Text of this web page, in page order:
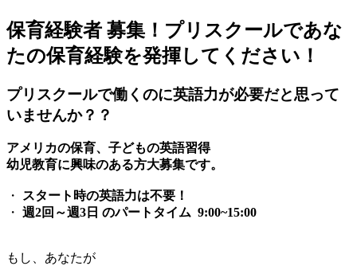
保育経験者 募集！プリスクールであな
たの保育経験を発揮してください！
プリスクールで働くのに英語力が必要だと思って
いませんか？？
アメリカの保育、子どもの英語習得
幼児教育に興味のある方大募集です。
・
スタート時の英語力は不要！
・ 週2回～週3日 のパートタイム 9:00~15:00
もし、あなたが